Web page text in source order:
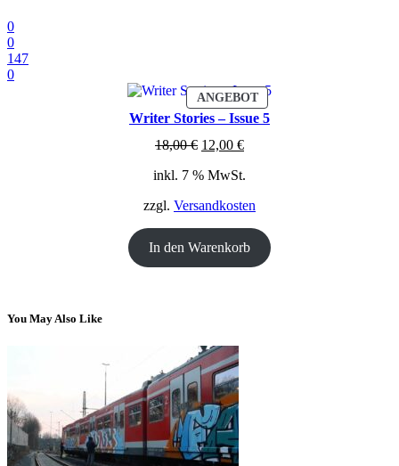
0
0
147
0
ANGEBOTPRODUKT
IM
ANGEBOT
Writer Stories – Issue 5
18,00€ Ursprünglicher
war:
12,00 €Aktueller
ist:
inkl. 7 % MwSt.
zzgl. Versandkosten
In den Warenkorb
You May Also Like